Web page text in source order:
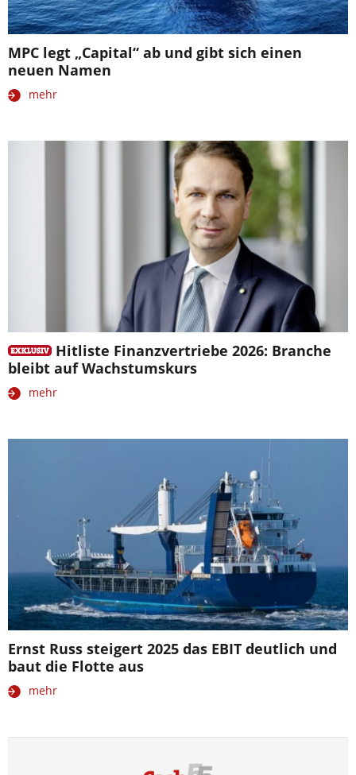
MPC legt „Capital“ ab und gibt sich einen
neuen Namen
mehr
Hitliste Finanzvertriebe 2026: Branche
bleibt auf Wachstumskurs
mehr
Ernst Russ steigert 2025 das EBIT deutlich und
baut die Flotte aus
mehr